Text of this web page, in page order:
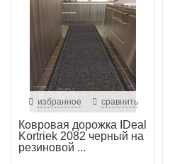
избранное сравнить
Ковровая дорожка IDeal
Kortriek 2082 черный на
резиновой ...